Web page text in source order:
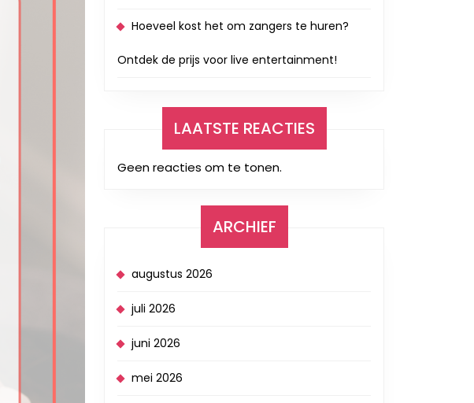
Hoeveel kost het om zangers te huren?
Ontdek de prijs voor live entertainment!
LAATSTE REACTIES
Geen reacties om te tonen.
ARCHIEF
augustus 2026
juli 2026
juni 2026
mei 2026